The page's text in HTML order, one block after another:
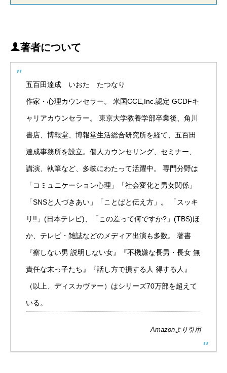
著者について
五百田達成 いおた たつなり
作家・心理カウンセラー。 米国CCE,Inc.認定 GCDFキ
ャリアカウンセラー。 東京大学教養学部卒業後、角川
書店、博報堂、博報堂生活総合研究所を経て、五百田
達成事務所を設立。個人カウンセリング、セミナー、
講演、執筆など、多岐にわたって活躍中。 専門分野は
「コミュニケーション心理」「社会変化と男女関係」
「SNSと人づきあい」「ことばと伝え方」。 「スッキ
リ!!」(日本テレビ)、「この差って何ですか?」(TBS)ほ
か、テレビ・雑誌などのメディア出演も多数。 著書
『察しない男 説明しない女』『不機嫌な長男・長女 無
責任な末っ子たち』『話し方で損する人 得する人』
（以上、ディスカヴァー）はシリーズ70万部を超えて
いる。
Amazonより引用